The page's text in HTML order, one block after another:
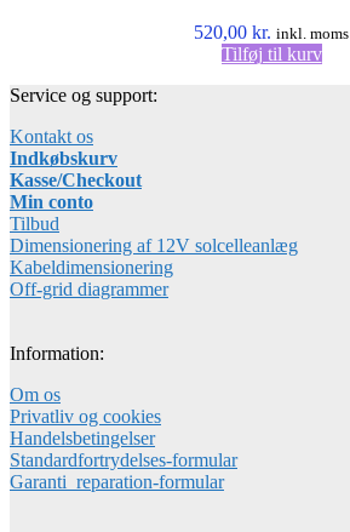
520,00 kr. inkl. moms
Tilføj til kurv
Service og support:
Kontakt os
Indkøbskurv
Kasse/Checkout
Min conto
Tilbud
Dimensionering af 12V solcelleanlæg
Kabeldimensionering
Off-grid diagrammer
Information:
Om os
Privatliv og cookies
Handelsbetingelser
Standardfortrydelses-formular
Garanti_reparation-formular